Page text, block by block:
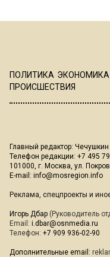
ПОЛИТИКА ЭКОНОМИКА
ПРОИСШЕСТВИЯ
Главный редактор:
Телефон редакции: +7 495
101000, г. Москва, ул.
E-mail: info@mosregion.info
Реклама, спецпроекты и
Игорь Дбар (Руководитель
Email: i.dbar@osnmedia.ru
Телефон: +7 909 936-02-90
Дополнительные email: